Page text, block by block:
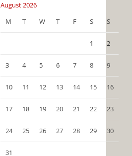
August 2026
M
T W T F S S
1 2
3 4 5 6 7 8 9
10 11 12 13 14 15 16
17 18 19 20 21 22 23
24 25 26 27 28 29 30
31